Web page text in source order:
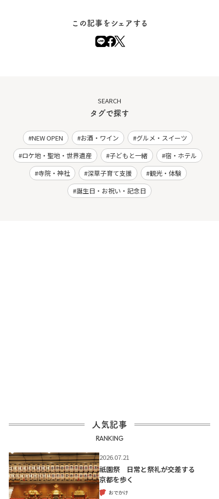
この記事をシェアする
SEARCH
タグで探す
NEW OPEN お酒・ワイン
グルメ・スイーツ
ロケ地・聖地・世界遺産
子どもと一緒
宿・ホテル
寺院・神社
深草子育て支援
観光・体験
誕生日・お祝い・記念日
人気記事
RANKING
2026.07.21
祇園祭 日常と祭礼が交差する
京都を歩く
おでかけ